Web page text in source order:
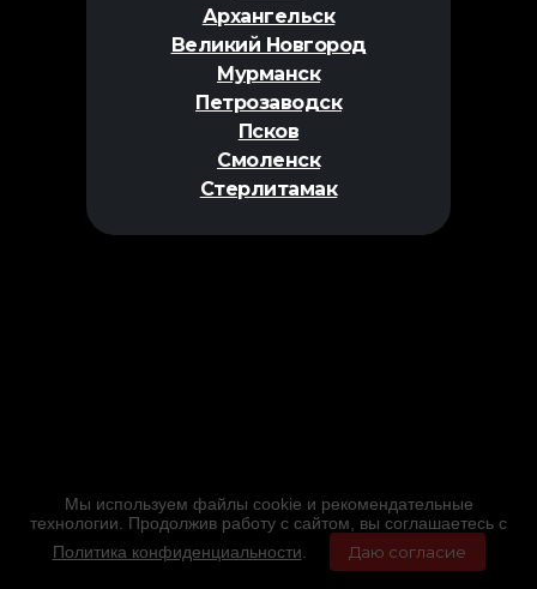
Архангельск
Великий Новгород
Мурманск
Петрозаводск
Псков
Смоленск
Стерлитамак
Мы используем файлы cookie и рекомендательные
технологии. Продолжив работу с сайтом, вы соглашаетесь с
Политика конфиденциальности
Даю согласие